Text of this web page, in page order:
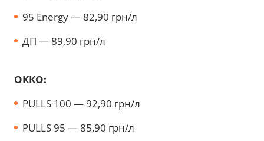
95 Energy — 82,90 грн/л
ДП — 89,90 грн/л
ОККО:
PULLS 100 — 92,90 грн/л
PULLS 95 — 85,90 грн/л